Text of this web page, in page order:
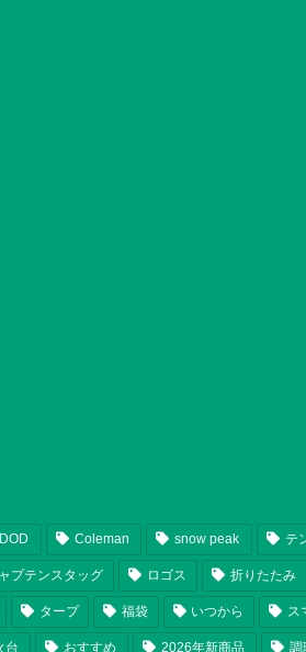
DOD Coleman snow peak テ
プテンスタッグ ロゴス 折りたたみ
タープ 福袋 いつから ス
台 おすすめ 2026年新商品 調